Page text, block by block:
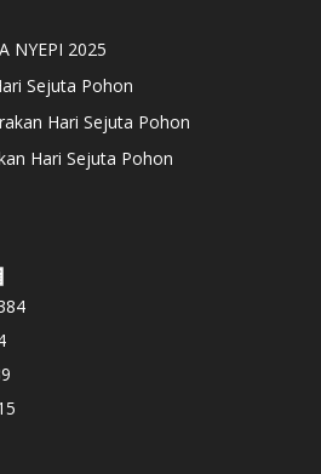
NYEPI 2025
Sejuta Pohon
Hari Sejuta Pohon
Hari Sejuta Pohon